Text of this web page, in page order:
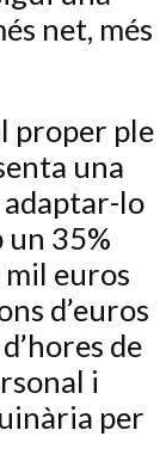
net, més
proper ple
una
lo
un 35%
mil euros
d’euros
de
i
per